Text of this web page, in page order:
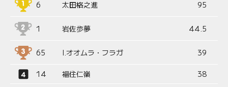
6 太田格之進 95
1 岩佐歩夢 44.5
65 I.オオムラ・フラガ 39
14 福住仁嶺
38